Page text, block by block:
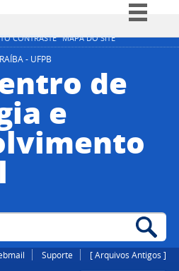
CONTRASTE MAPA DO SITE
Simplifique!
Participe
Legislação
Canais
- UFPB
de
e
Suporte [ Arquivos Antigos ]